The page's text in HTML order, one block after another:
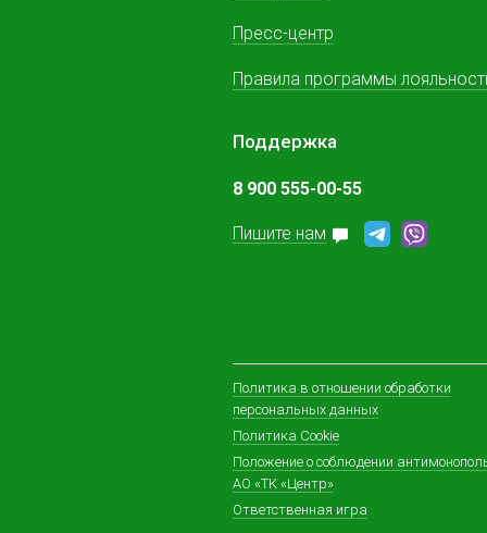
Пресс-центр
Правила программы
Поддержка
8 900 555-00-55
Пишите нам
Политика в отношении обработки
персональных данных
Политика Cookie
Положение о соблюдении
АО «ТК «Центр»
Ответственная игра